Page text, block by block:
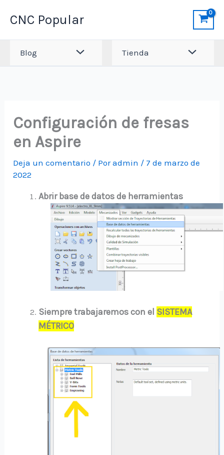
CNC Popular
Blog Tienda
Configuración de fresas
en Aspire
Deja un comentario / Poradmin / 7 de marzo de
2022
Abrir base de datos de herramientas
Siempre trabajaremos con el SISTEMA
MÉTRICO